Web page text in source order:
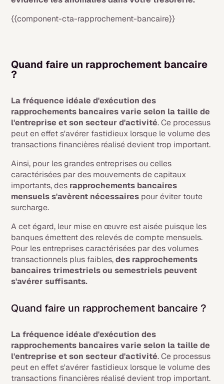
{{component-cta-rapprochement-bancaire}}
Quand faire un rapprochement bancaire
?
La fréquence idéale d'exécution des
rapprochements bancaires varie selon la taille de
l'entreprise et son secteur d'activité. Ce processus
peut en effet s'avérer fastidieux lorsque le volume des
transactions financières réalisé devient trop important.
Ainsi, pour les grandes entreprises ou celles
caractérisées par des mouvements de capitaux
importants, des rapprochements bancaires
mensuels s'avèrent nécessaires pour éviter toute
surcharge.
A cet égard, leur mise en œuvre est aisée puisque les
banques émettent des relevés de compte mensuels.
Pour les entreprises caractérisées par des volumes
transactionnels plus faibles,des rapprochements
bancaires trimestriels ou semestriels peuvent
s'avérer suffisants.
Quand faire un rapprochement bancaire ?
La fréquence idéale d'exécution des
rapprochements bancaires varie selon la taille de
l'entreprise et son secteur d'activité. Ce processus
peut en effet s'avérer fastidieux lorsque le volume des
transactions financières réalisé devient trop important.